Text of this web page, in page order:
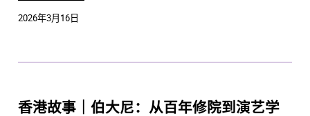
2026年3月16日
香港故事｜伯大尼：从百年修院到演艺学